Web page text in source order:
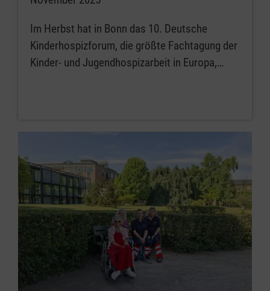
Im Herbst hat in Bonn das 10. Deutsche
Kinderhospizforum, die größte Fachtagung der
Kinder- und Jugendhospizarbeit in Europa,…